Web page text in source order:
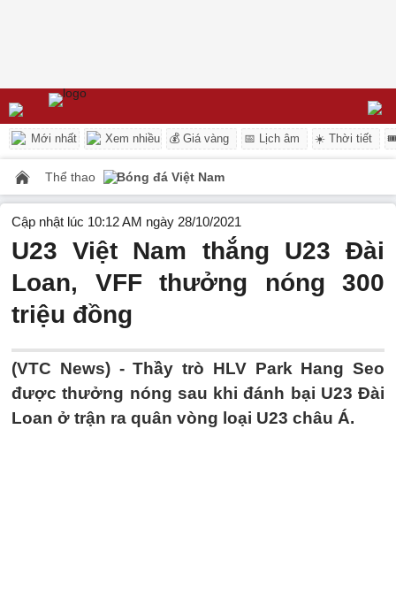
Mới nhất Xem nhiều 💰 Giá vàng 📅 Lịch âm ☀️ Thời tiết
Thể thao Bóng đá Việt Nam
Cập nhật lúc 10:12 AM ngày 28/10/2021
U23 Việt Nam thắng U23 Đài
Loan, VFF thưởng nóng 300
triệu đồng
(VTC News) -Thầy trò HLV Park Hang Seo
được thưởng nóng sau khi đánh bại U23 Đài
Loan ở trận ra quân vòng loại U23 châu Á.